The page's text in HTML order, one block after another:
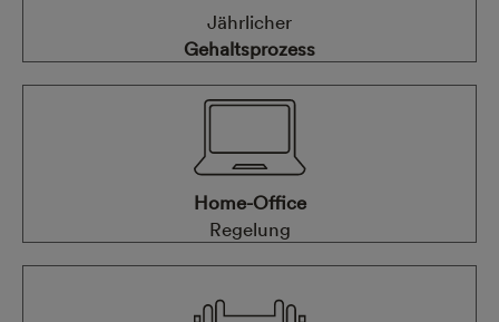
Jährlicher
Gehaltsprozess
Home-Office
Regelung